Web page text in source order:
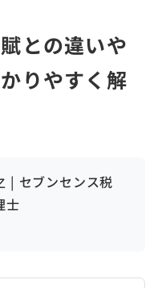
との違いや
りやすく解
| セブンセンス税
士